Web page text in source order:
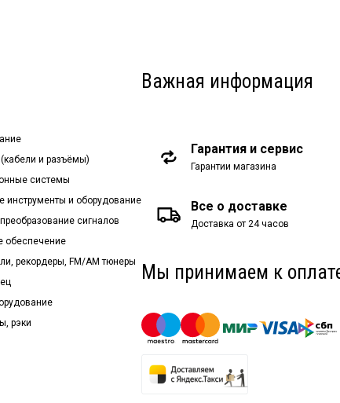
и разъёмы)
системы
инструменты и оборудование
сигналов
обеспечение
рекордеры, FM/AM тюнеры
рэки
Важная информация
Гарантия и сервис
Гарантии магазина
Все о доставке
Доставка от 24 часов
Мы принимаем к